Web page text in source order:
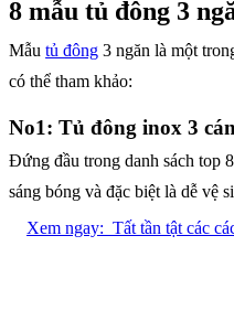
8 mẫu tủ đông 3
Mẫutủ đông 3 ngăn là một
có thể tham khảo:
No1: Tủ đông inox 3
Đứng đầu trong danh sách top
sáng bóng và đặc biệt là dễ vệ
Xem ngay: Tất tần tật các